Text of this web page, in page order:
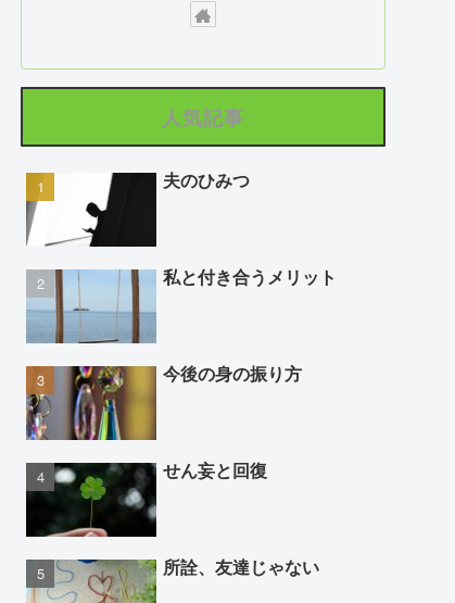
人気記事
夫のひみつ
私と付き合うメリット
今後の身の振り方
せん妄と回復
所詮、友達じゃない